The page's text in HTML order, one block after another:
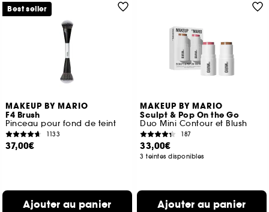
MAKEUP BY MARIO
F4 Brush
Pinceau pour fond de teint
1133
37,00€
Ajouter au panier
Best seller
MAKEUP BY MARIO
Sculpt & Pop On the Go
Duo Mini Contour et Blush
187
33,00€
3 teintes disponibles
Ajouter au panier